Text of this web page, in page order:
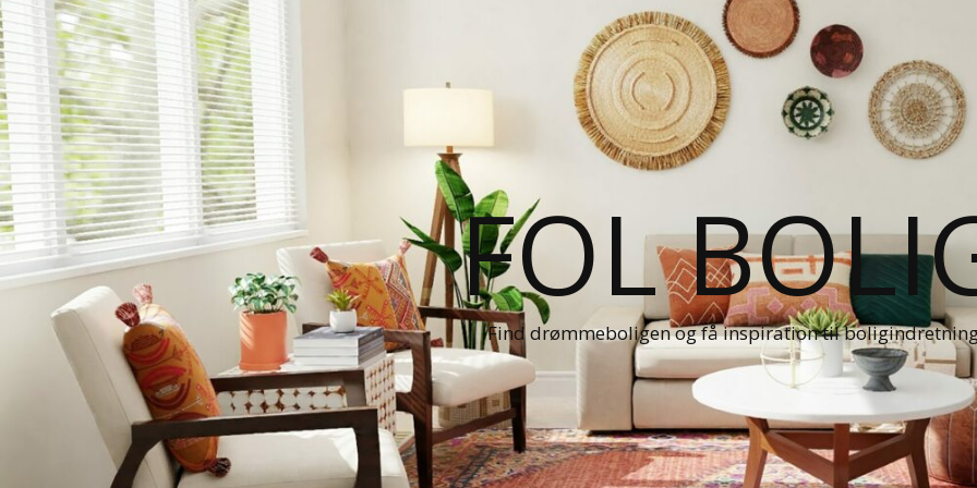
FOL
Find drømmeboligen og få inspiration til